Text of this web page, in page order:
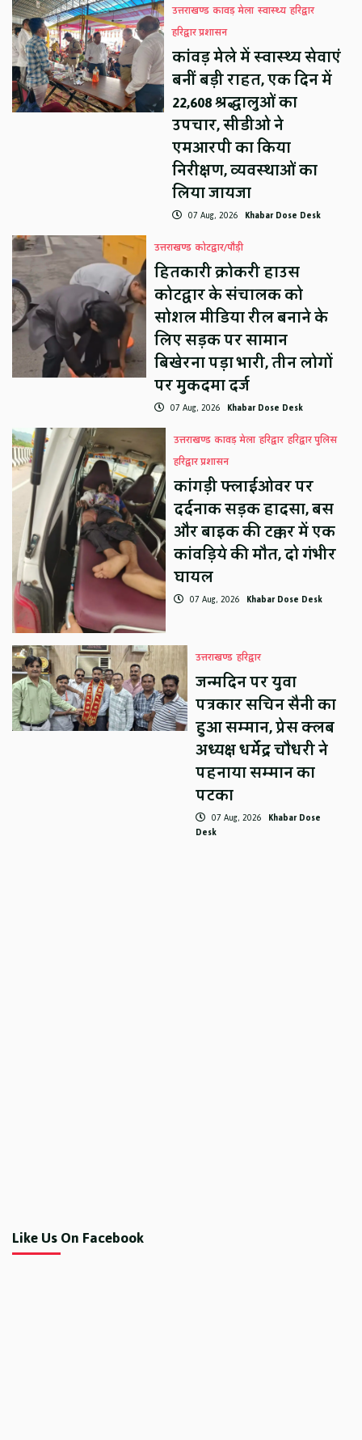
उत्तराखण्ड कावड़ मेला स्वास्थ्य हरिद्वार
हरिद्वार प्रशासन
कांवड़ मेले में स्वास्थ्य सेवाएं
बनीं बड़ी राहत, एक दिन में
22,608 श्रद्धालुओं का
उपचार, सीडीओ ने
एमआरपी का किया
निरीक्षण, व्यवस्थाओं का
लिया जायजा
07 Aug, 2026 Khabar Dose Desk
उत्तराखण्ड कोटद्वार/पौड़ी
हितकारी क्रोकरी हाउस
कोटद्वार के संचालक को
सोशल मीडिया रील बनाने के
लिए सड़क पर सामान
बिखेरना पड़ा भारी, तीन लोगों
पर मुकदमा दर्ज
07 Aug, 2026 Khabar Dose Desk
उत्तराखण्ड कावड़ मेला हरिद्वार हरिद्वार पुलिस
हरिद्वार प्रशासन
कांगड़ी फ्लाईओवर पर
दर्दनाक सड़क हादसा, बस
और बाइक की टक्कर में एक
कांवड़िये की मौत, दो गंभीर
घायल
07 Aug, 2026 Khabar Dose Desk
उत्तराखण्ड हरिद्वार
जन्मदिन पर युवा
पत्रकार सचिन सैनी का
हुआ सम्मान, प्रेस क्लब
अध्यक्ष धर्मेंद्र चौधरी ने
पहनाया सम्मान का
पटका
07 Aug, 2026 Khabar Dose
Desk
Like Us On Facebook